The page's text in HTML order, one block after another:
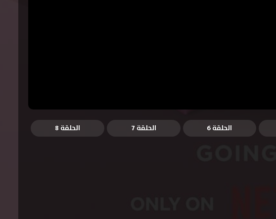
الحلقة 6 الحلقة 7 الحلقة 8